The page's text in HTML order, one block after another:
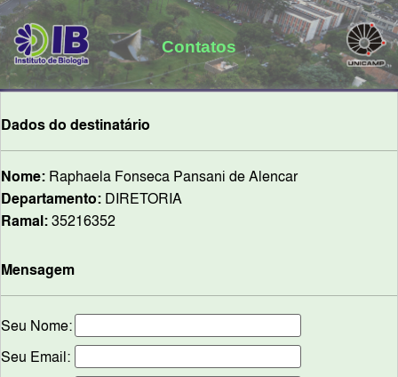
Contatos
Dados do destinatário
Nome: Raphaela Fonseca Pansani de Alencar
Departamento: DIRETORIA
Ramal:35216352
Mensagem
Seu Nome:
Seu Email: